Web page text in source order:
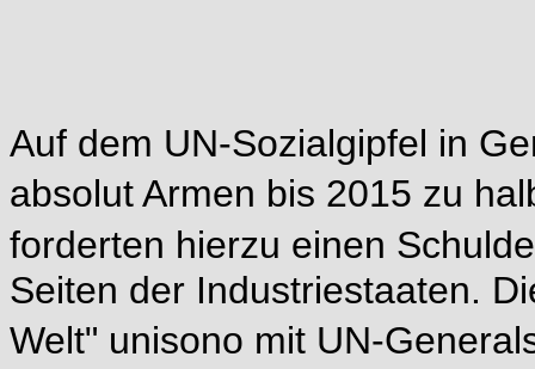
Auf dem UN-Sozialgipfel in
absolut Armen bis 2015 zu
forderten hierzu einen
Seiten der Industriestaaten.
Welt" unisono mit UN-